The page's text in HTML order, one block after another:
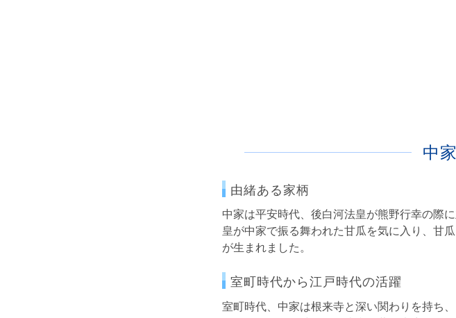
中
由緒ある家柄
中家は平安時代、後白河法皇が熊野行幸の際
皇が中家で振る舞われた甘瓜を気に入り、甘
が生まれました。
室町時代から江戸時代の活躍
室町時代、中家は根来寺と深い関わりを持ち